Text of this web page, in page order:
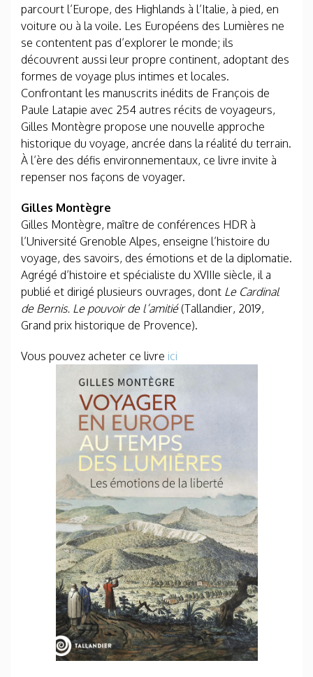
parcourt l’Europe, des Highlands à l’Italie, à pied, en
voiture ou à la voile. Les Européens des Lumières ne
se contentent pas d’explorer le monde; ils
découvrent aussi leur propre continent, adoptant des
formes de voyage plus intimes et locales.
Confrontant les manuscrits inédits de François de
Paule Latapie avec 254 autres récits de voyageurs,
Gilles Montègre propose une nouvelle approche
historique du voyage, ancrée dans la réalité du terrain.
À l’ère des défis environnementaux, ce livre invite à
repenser nos façons de voyager.
Gilles Montègre
Gilles Montègre, maître de conférences HDR à
l’Université Grenoble Alpes, enseigne l’histoire du
voyage, des savoirs, des émotions et de la diplomatie.
Agrégé d’histoire et spécialiste du XVIIIe siècle, il a
publié et dirigé plusieurs ouvrages, dont Le Cardinal
de Bernis. Le pouvoir de l’amitié (Tallandier, 2019,
Grand prix historique de Provence).
Vous pouvez acheter ce livre ici